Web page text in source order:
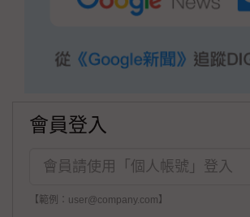
會員登入
【範例：user@company.com】